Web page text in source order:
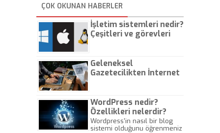
ÇOK OKUNAN HABERLER
İşletim sistemleri nedir?
Çeşitleri ve görevleri
Geleneksel
Gazetecilikten İnternet
WordPress nedir?
Özellikleri nelerdir?
Wordpress'in nasıl bir blog
sistemi olduğunu öğrenmeniz